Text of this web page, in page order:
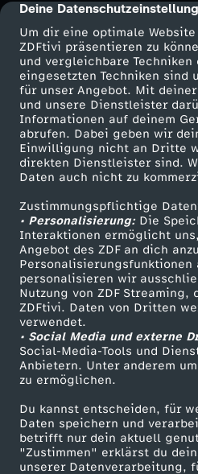
cmp-dialog-description
Deine
Um dir eine optimale Website
ZDFtivi präsentieren zu
und vergleichbare
eingesetzten Techniken
für unser Angebot. Mit
und unsere Dienstleister
Informationen auf deinem
abrufen. Dabei geben wir
Einwilligung nicht an Dritte
direkten Dienstleister sind.
Daten auch nicht zu
Zustimmungspflichtige
• Personalisierung:Die
Interaktionen ermöglicht
Angebot des ZDF an dich
Personalisierungsfunktionen
personalisieren wir
Nutzung von ZDF Streaming,
ZDFtivi. Daten von Dritten
verwendet.
• Social Media und externe
Social-Media-Tools und
Anbietern. Unter anderem
zu ermöglichen.
Du kannst entscheiden, für
Daten speichern und
betrifft nur dein aktuell
"Zustimmen" erklärst du
unserer Datenverarbeitung,
z
a
-
J
u
n
g
g
e
g
e
n
Mehr ZDF
ZDF-Apps
Smart TV
ZDFtext
Livestreams
Sendungen A-Z
TV-Programm
ZDF Unternehmen
Karriere
ZDF goes Schule
Werbefernsehen
Mainzelmännchen